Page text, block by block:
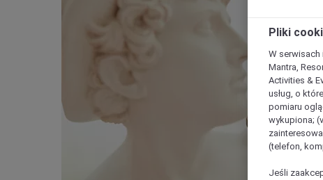
Pliki
W serwisach
Mantra,
Activities &
usług, o
pomiaru
wykupiona;
(telefon,
Jeśli